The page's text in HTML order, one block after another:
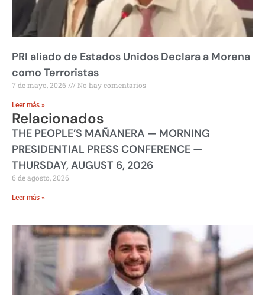
PRI aliado de Estados Unidos Declara a Morena
como Terroristas
7 de mayo, 2026 No hay comentarios
Leer más »
Relacionados
THE PEOPLE’S MAÑANERA — MORNING
PRESIDENTIAL PRESS CONFERENCE —
THURSDAY, AUGUST 6, 2026
6 de agosto, 2026
Leer más »